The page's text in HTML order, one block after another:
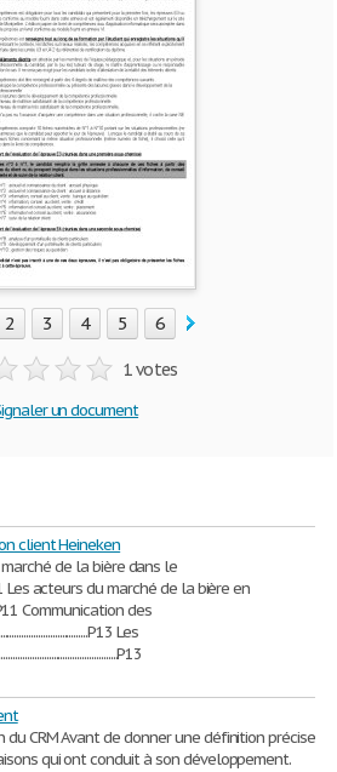
2 3 4 5 6 7
1 votes
un document
client Heineken
marché de la bière dans le
Les acteurs du marché de la bière en
Communication des
Les
CRM Avant de donner une définition précise
qui ont conduit à son développement.